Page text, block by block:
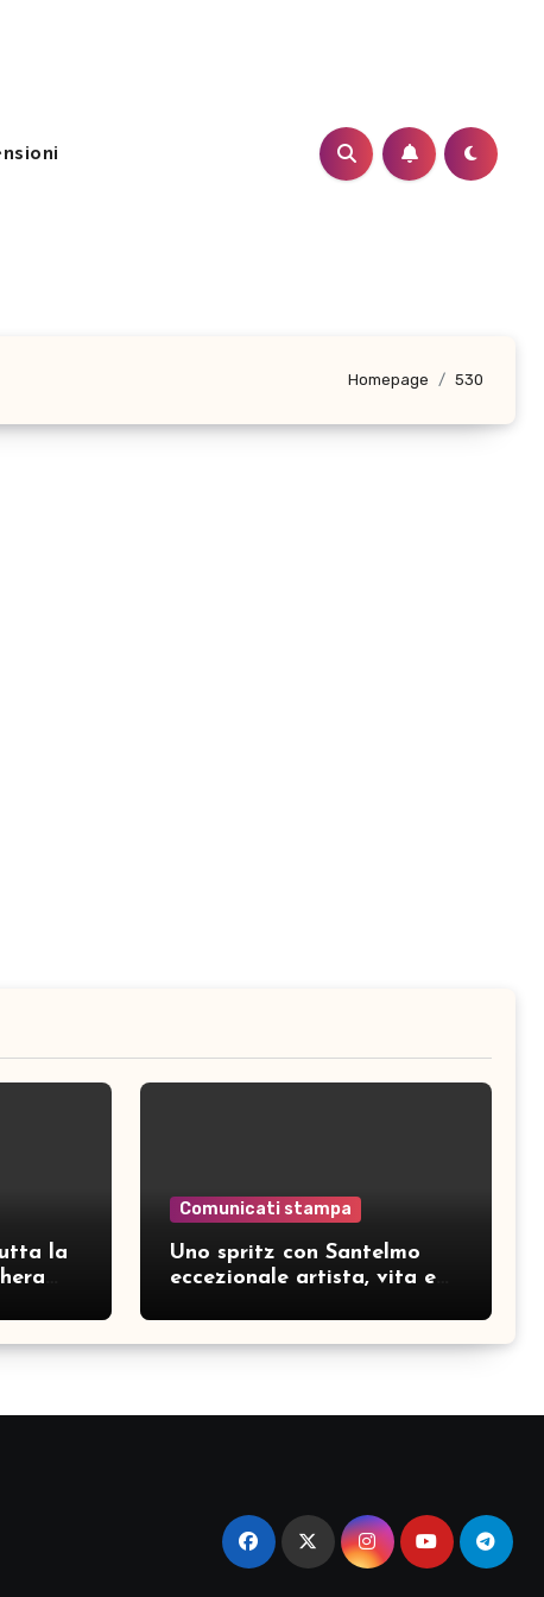
Homepage 530
la
Comunicati stampa
Uno spritz con Santelmo
eccezionale artista, vita e